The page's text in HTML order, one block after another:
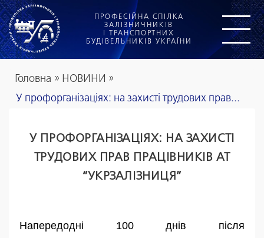
ПРОФЕСІЙНА СПІЛКА
ЗАЛІЗНИЧНИКІВ
І ТРАНСПОРТНИХ
БУДІВЕЛЬНИКІВ УКРАЇНИ
Головна » НОВИНИ »
У профорганізаціях: на захисті трудових прав...
У ПРОФОРГАНІЗАЦІЯХ: НА ЗАХИСТІ
ТРУДОВИХ ПРАВ ПРАЦІВНИКІВ АТ
“УКРЗАЛІЗНИЦЯ”
Напередодні 100 днів після